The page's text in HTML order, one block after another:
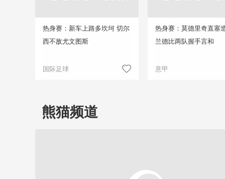
热身赛：新车上路多坎坷 切尔
西不敌尤文图斯
国际足球
热身赛：莫德里奇直塞
兰德比两队握手言和
意甲
熊猫频道